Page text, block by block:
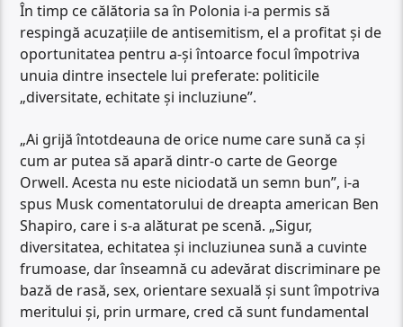
În timp ce călătoria sa în Polonia i-a permis să
respingă acuzațiile de antisemitism, el a profitat și de
oportunitatea pentru a-și întoarce focul împotriva
unuia dintre insectele lui preferate: politicile
„diversitate, echitate și incluziune”.
„Ai grijă întotdeauna de orice nume care sună ca și
cum ar putea să apară dintr-o carte de George
Orwell. Acesta nu este niciodată un semn bun”, i-a
spus Musk comentatorului de dreapta american Ben
Shapiro, care i s-a alăturat pe scenă. „Sigur,
diversitatea, echitatea și incluziunea sună a cuvinte
frumoase, dar înseamnă cu adevărat discriminare pe
bază de rasă, sex, orientare sexuală și sunt împotriva
meritului și, prin urmare, cred că sunt fundamental